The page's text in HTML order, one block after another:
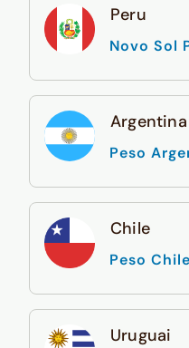
Peru
Novo Sol
Argentina
Peso
Chile
Peso
Uruguai